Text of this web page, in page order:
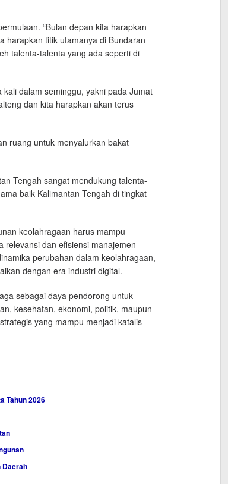
“Bulan depan kita harapkan
harapkan titik utamanya di Bundaran
talenta-talenta yang ada seperti di
dalam seminggu, yakni pada Jumat
dan kita harapkan akan terus
ruang untuk menyalurkan bakat
Tengah sangat mendukung talenta-
baik Kalimantan Tengah di tingkat
keolahragaan harus mampu
relevansi dan efisiensi manajemen
perubahan dalam keolahragaan,
dengan era industri digital.
sebagai daya pendorong untuk
kesehatan, ekonomi, politik, maupun
yang mampu menjadi katalis
Tahun 2026
Daerah